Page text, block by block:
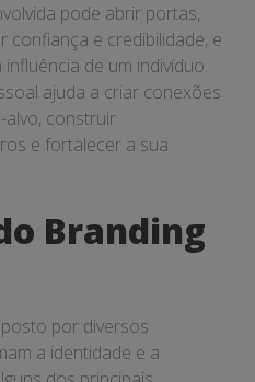
pode abrir portas,
confiança e credibilidade, e
de um indivíduo.
ajuda a criar conexões
alvo, construir
e fortalecer a sua
Branding
por diversos
a identidade e a